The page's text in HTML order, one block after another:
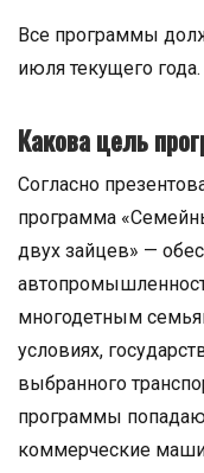
Все программы
июля текущего года.
Какова цель
Согласно
программа
двух зайцев» —
многодетным
условиях,
выбранного
программы
коммерческие